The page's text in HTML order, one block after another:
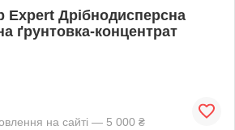
Expert Дрібнодисперсна
ґрунтовка-концентрат
на сайті — 5 000 ₴